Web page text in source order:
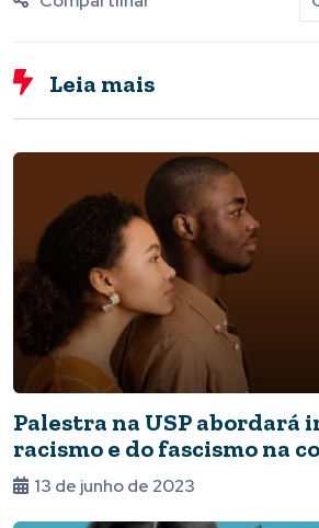
Leia mais
Palestra na USP abordará
racismo e do fascismo na
memória
13 de junho de 2023